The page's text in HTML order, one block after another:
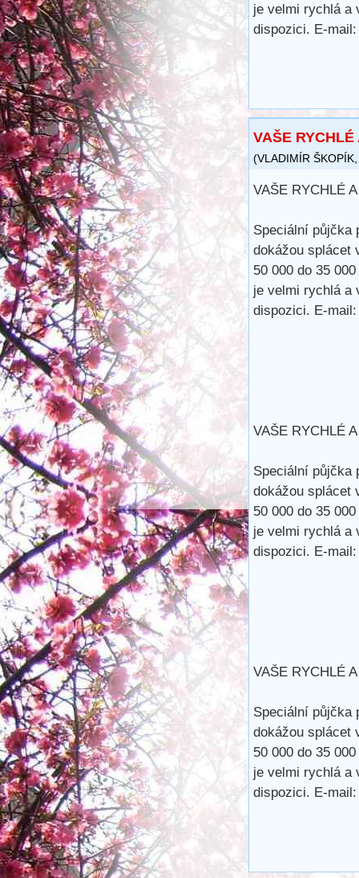
je velmi rychlá a
dispozici. E-
VAŠE
(VLADIMÍR ŠKOPÍK
VAŠE RYCHLÉ
Speciální půjčka
dokážou splácet
50 000 do 35
je velmi rychlá a
dispozici. E-
VAŠE RYCHLÉ
Speciální půjčka
dokážou splácet
50 000 do 35
je velmi rychlá a
dispozici. E-
VAŠE RYCHLÉ
Speciální půjčka
dokážou splácet
50 000 do 35
je velmi rychlá a
dispozici. E-